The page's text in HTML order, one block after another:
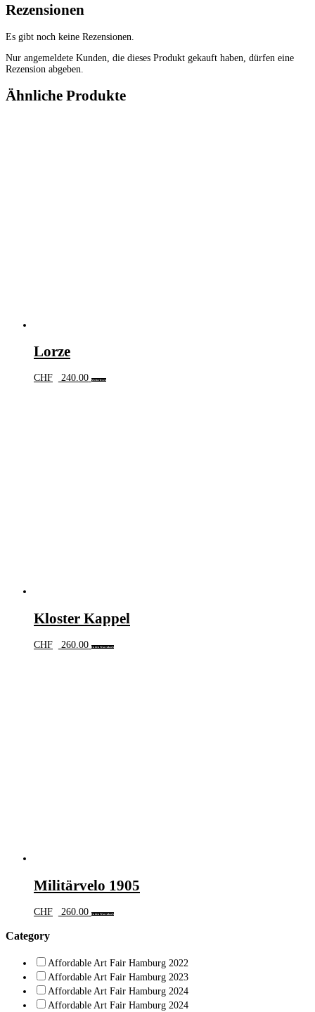
Rezensionen
Es gibt noch keine Rezensionen.
Nur angemeldete Kunden, die dieses Produkt gekauft haben, dürfen eine
Rezension abgeben.
Ähnliche Produkte
Lorze
CHF 240.00 Weiterlesen
Kloster Kappel
CHF 260.00 In den Warenkorb
Militärvelo 1905
CHF 260.00 In den Warenkorb
Category
Affordable Art Fair Hamburg 2022
Affordable Art Fair Hamburg 2023
Affordable Art Fair Hamburg 2024
Affordable Art Fair Hamburg 2024